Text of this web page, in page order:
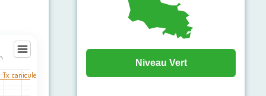
Tx. canicule
Niveau Vert